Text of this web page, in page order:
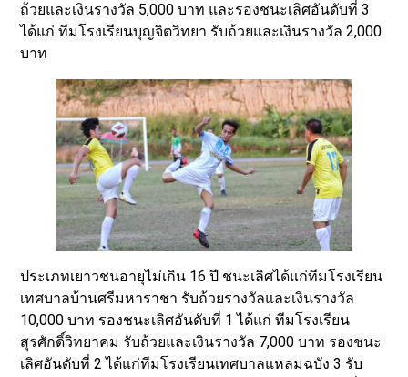
ถ้วยและเงินรางวัล 5,000 บาท และรองชนะเลิศอันดับที่ 3
ได้แก่ ทีมโรงเรียนบุญจิตวิทยา รับถ้วยและเงินรางวัล 2,000
บาท
ประเภทเยาวชนอายุไม่เกิน 16 ปี ชนะเลิศได้แก่ทีมโรงเรียน
เทศบาลบ้านศรีมหาราชา รับถ้วยรางวัลและเงินรางวัล
10,000 บาท รองชนะเลิศอันดับที่ 1 ได้แก่ ทีมโรงเรียน
สุรศักดิ์วิทยาคม รับถ้วยและเงินรางวัล 7,000 บาท รองชนะ
เลิศอันดับที่ 2 ได้แก่ทีมโรงเรียนเทศบาลแหลมฉบัง 3 รับ